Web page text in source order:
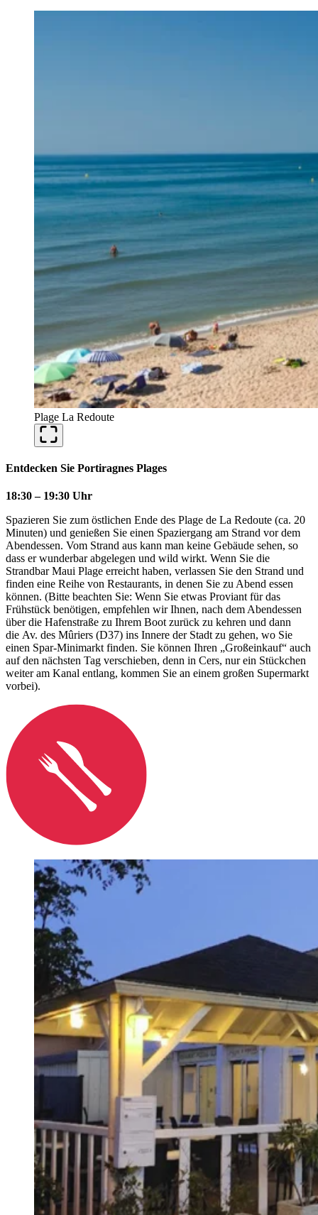
Plage La Redoute
Entdecken Sie Portiragnes Plages
18:30 – 19:30 Uhr
Spazieren Sie zum östlichen Ende des Plage de La Redoute (ca. 20
Minuten) und genießen Sie einen Spaziergang am Strand vor dem
Abendessen. Vom Strand aus kann man keine Gebäude sehen, so
dass er wunderbar abgelegen und wild wirkt. Wenn Sie die
Strandbar Maui Plage erreicht haben, verlassen Sie den Strand und
finden eine Reihe von Restaurants, in denen Sie zu Abend essen
können. (Bitte beachten Sie: Wenn Sie etwas Proviant für das
Frühstück benötigen, empfehlen wir Ihnen, nach dem Abendessen
über die Hafenstraße zu Ihrem Boot zurück zu kehren und dann
die Av. des Mûriers (D37) ins Innere der Stadt zu gehen, wo Sie
einen Spar-Minimarkt finden. Sie können Ihren „Großeinkauf“ auch
auf den nächsten Tag verschieben, denn in Cers, nur ein Stückchen
weiter am Kanal entlang, kommen Sie an einem großen Supermarkt
vorbei).